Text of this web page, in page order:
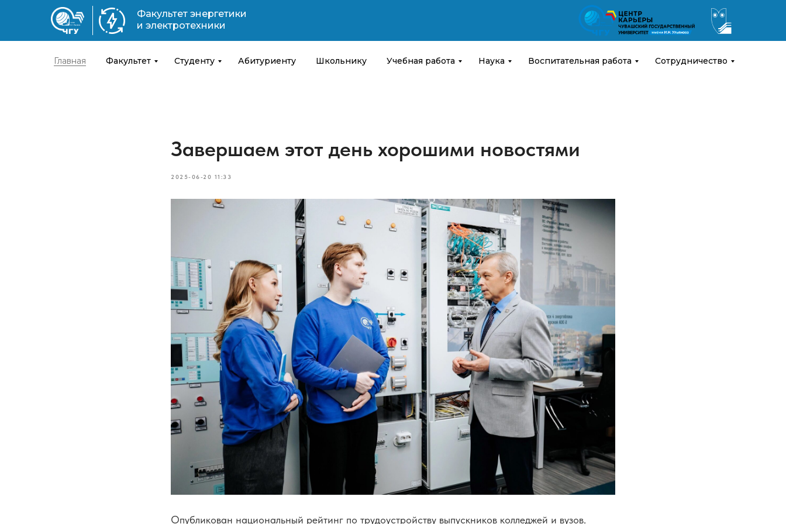
Факультет энергетики
и электротехники
Главная Факультет Студенту Абитуриенту Школьнику Учебная работа Наука Воспитательная работа Сотрудничество
Завершаем этот день хорошими новостями
2025-06-20 11:33
Опубликован национальный рейтинг по трудоустройству выпускников колледжей и вузов.